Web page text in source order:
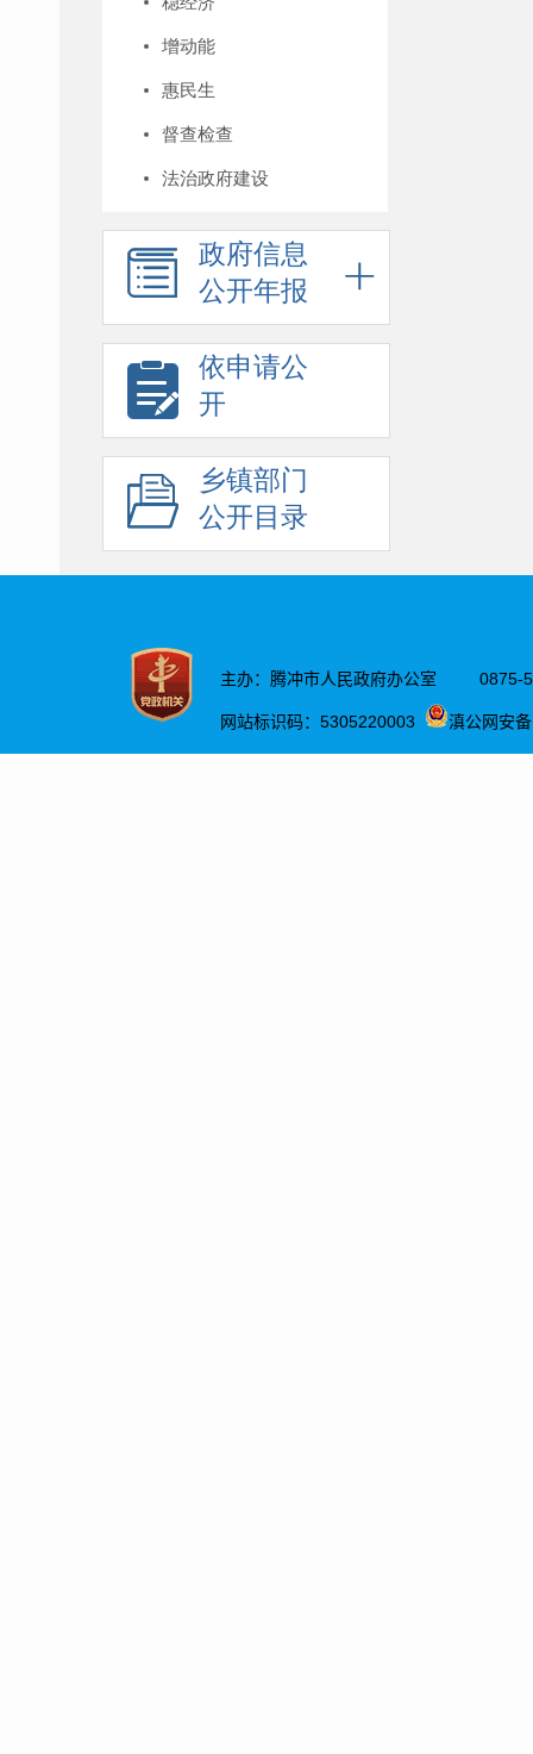
增动能
惠民生
督查检查
法治政府建设
政府信息
公开年报
依申请公
开
乡镇部门
公开目录